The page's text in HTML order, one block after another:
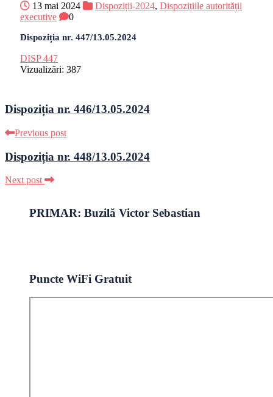
13 mai 2024 Dispoziții-2024, Dispozițiile autorității
executive
0
Dispoziția nr. 447/13.05.2024
DISP 447
Vizualizări: 387
Dispoziția nr. 446/13.05.2024
Previous post
Dispoziția nr. 448/13.05.2024
Next post
PRIMAR: Buzilă Victor Sebastian
Puncte WiFi Gratuit